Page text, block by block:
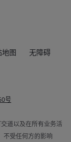
地图 无障碍
号
道以及在所有业务活
不受任何方的影响